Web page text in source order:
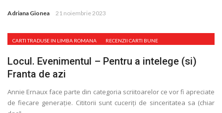
Adriana Gionea 21 noiembrie 2023
CARTI TRADUSE IN LIMBA ROMANA RECENZII CARTI BUNE
Locul. Evenimentul – Pentru a intelege (si)
Franta de azi
Annie Ernaux face parte din categoria scriitoarelor ce vor fi apreciate
de fiecare generaţie. Cititorii sunt cuceriţi de sinceritatea sa (chiar